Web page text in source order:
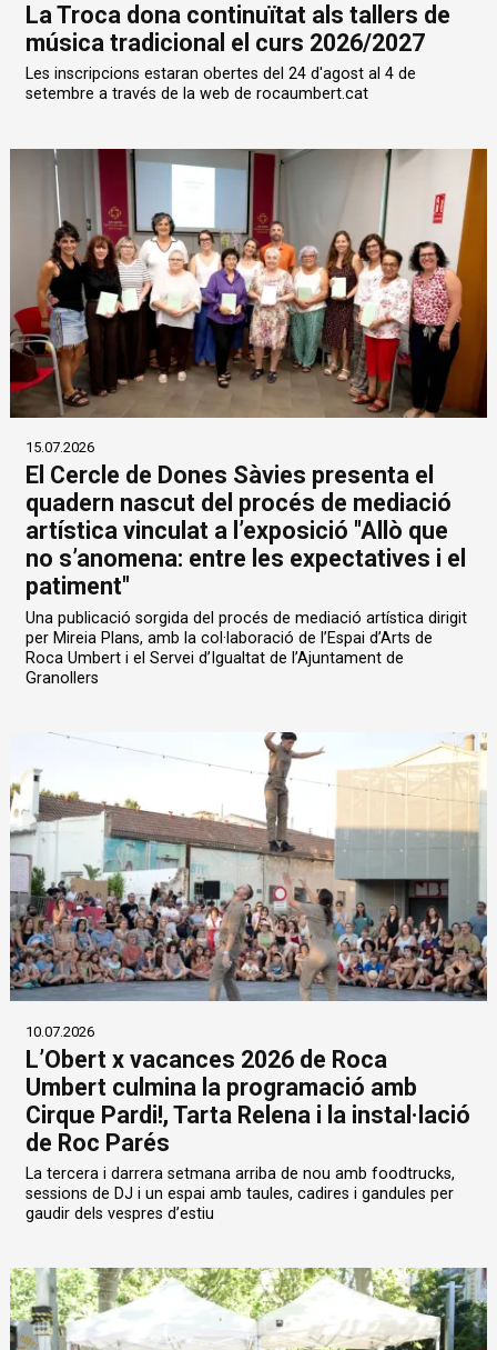
La Troca dona continuïtat als tallers de
música tradicional el curs 2026/2027
Les inscripcions estaran obertes del 24 d'agost al 4 de
setembre a través de la web de rocaumbert.cat
15.07.2026
El Cercle de Dones Sàvies presenta el
quadern nascut del procés de mediació
artística vinculat a l’exposició "Allò que
no s’anomena: entre les expectatives i el
patiment"
Una publicació sorgida del procés de mediació artística dirigit
per Mireia Plans, amb la col·laboració de l’Espai d’Arts de
Roca Umbert i el Servei d’Igualtat de l’Ajuntament de
Granollers
10.07.2026
L’Obert x vacances 2026 de Roca
Umbert culmina la programació amb
Cirque Pardi!, Tarta Relena i la instal·lació
de Roc Parés
La tercera i darrera setmana arriba de nou amb foodtrucks,
sessions de DJ i un espai amb taules, cadires i gandules per
gaudir dels vespres d’estiu